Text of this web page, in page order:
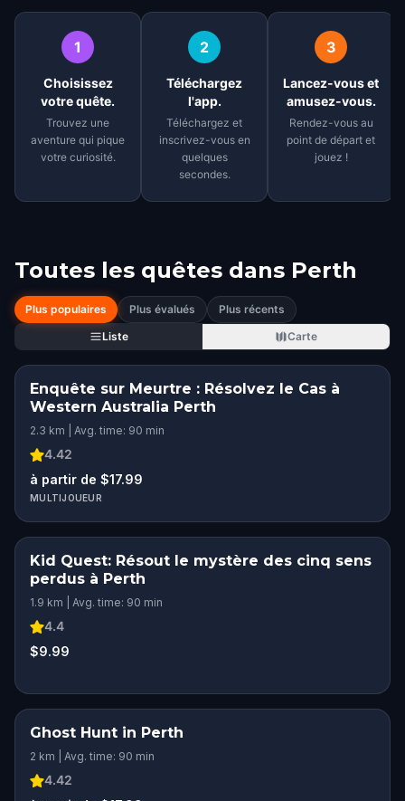
1
Choisissez
votre quête.
Trouvez une
aventure qui pique
votre curiosité.
2
Téléchargez
l'app.
Téléchargez et
inscrivez-vous en
quelques
secondes.
3
Lancez-vous et
amusez-vous.
Rendez-vous au
point de départ et
jouez !
Toutes les quêtes dans Perth
Plus populaires Plus évalués
Plus récents
Liste
Carte
Enquête sur Meurtre : Résolvez le Cas à
Western Australia Perth
2.3 km | Avg. time: 90 min
4.42
à partir de $17.99
MULTIJOUEUR
KIDS' FAVORITE
Kid Quest: Résout le mystère des cinq sens
perdus à Perth
1.9 km | Avg. time: 90 min
4.4
$9.99
Ghost Hunt in Perth
2 km | Avg. time: 90 min
4.42